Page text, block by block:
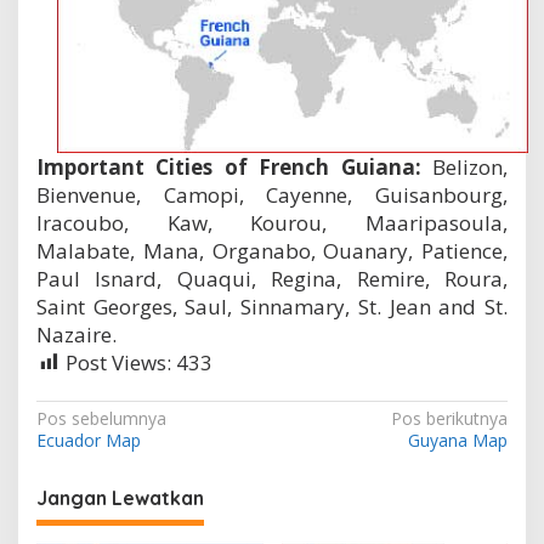
Important Cities of French Guiana: Belizon,
Bienvenue, Camopi, Cayenne, Guisanbourg,
Iracoubo, Kaw, Kourou, Maaripasoula,
Malabate, Mana, Organabo, Ouanary, Patience,
Paul Isnard, Quaqui, Regina, Remire, Roura,
Saint Georges, Saul, Sinnamary, St. Jean and St.
Nazaire.
Post Views: 433
N
a
v
i
Pos sebelumnya
Ecuador Map
Pos berikutnya
Guyana Map
Jangan Lewatkan